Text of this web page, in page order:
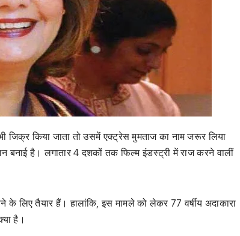
जिक्र किया जाता तो उसमें एक्ट्रेस मुमताज का नाम जरूर लिया
बनाई है। लगातार 4 दशकों तक फिल्म इंडस्ट्री में राज करने वालीं
लिए तैयार हैं। हालांकि, इस मामले को लेकर 77 वर्षीय अदाकारा
है।